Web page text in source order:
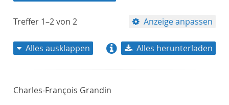
Treffer 1–2von 2 Anzeige anpassen
Alles ausklappen Alles herunterladen
Charles-François Grandin